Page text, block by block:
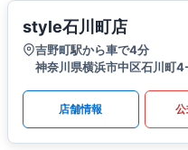
style石川町店
吉野町駅から車で4分
神奈川県横浜市中区石川町
店舗情報 公